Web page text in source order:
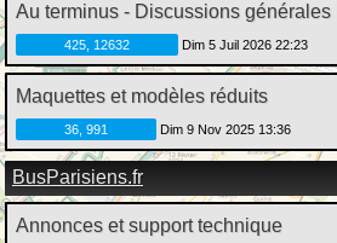
Au terminus - Discussions générales
425, 12632 Dim 5 Juil 2026 22:23
Maquettes et modèles réduits
36, 991 Dim 9 Nov 2025 13:36
BusParisiens.fr
Annonces et support technique